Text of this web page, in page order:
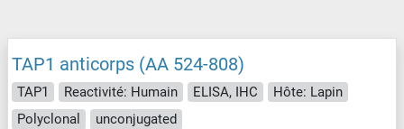
TAP1 anticorps (AA 524-808)
TAP1 Reactivité: Humain ELISA, IHC
Hôte: Lapin
Polyclonal
unconjugated